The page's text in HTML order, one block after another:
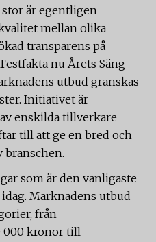
stor är egentligen
mellan olika
transparens på
nu Årets Säng –
utbud granskas
Initiativet är
enskilda tillverkare
till att ge en bred och
som är den vanligaste
Marknadens utbud
från
000 kronor till